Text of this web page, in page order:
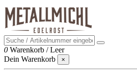
0 Warenkorb /Leer
Dein Warenkorb
×